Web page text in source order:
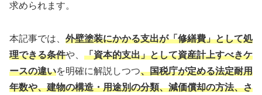
求められます。
本記事では、 外壁塗装にかかる支出が「修繕費」として処
理できる条件や、 「資本的支出」として資産計上すべきケ
ースの違いを明確に解説しつつ、国税庁が定める法定耐用
年数や、建物の構造・用途別の分類、減価償却の方法、さ